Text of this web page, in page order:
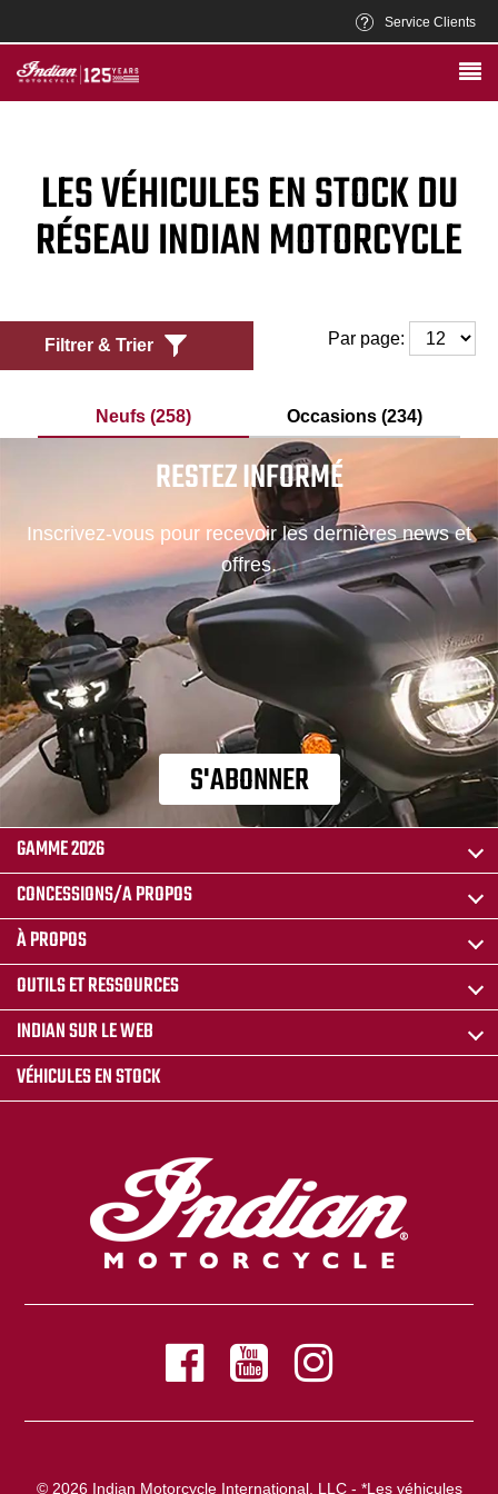
Service Clients
LES VÉHICULES EN STOCK DU
RÉSEAU INDIAN MOTORCYCLE
Filtrer & Trier Par page:
Neufs (258) Occasions (234)
RESTEZ INFORMÉ
Inscrivez-vous pour recevoir les dernières news et
offres.
S'ABONNER
GAMME 2026
CONCESSIONS/A PROPOS
À PROPOS
OUTILS ET RESSOURCES
INDIAN SUR LE WEB
VÉHICULES EN STOCK
© 2026 Indian Motorcycle International, LLC - *Les véhicules